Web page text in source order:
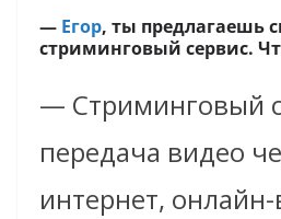
— Егор, ты предлагаешь
стриминговый сервис.
— Стриминговый
передача видео
интернет,